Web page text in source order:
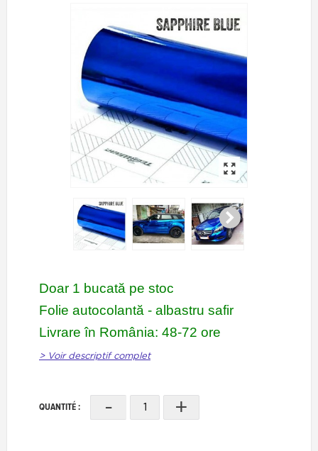
Doar 1 bucată pe stoc
Folie autocolantă - albastru safir
Livrare în România: 48-72 ore
> Voir descriptif complet
QUANTITÉ : - +